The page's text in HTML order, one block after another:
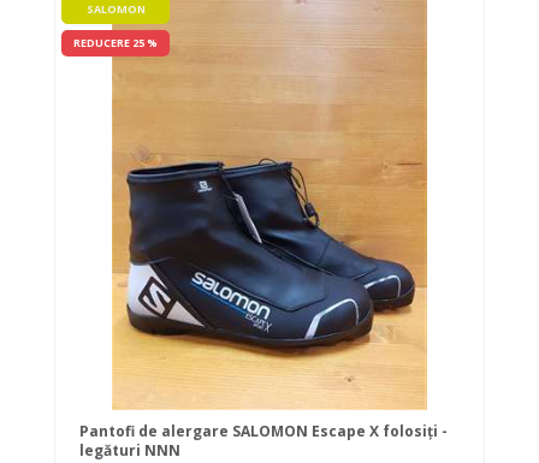
SALOMON
REDUCERE 25 %
Pantofi de alergare SALOMON Escape X folosiți -
legături NNN